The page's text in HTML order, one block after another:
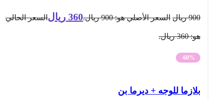
ريال السعر الأصلي هو: 900 ريال. 360 ريال السعر الحالي
-60%
بلازما للوجه + ديرما بن